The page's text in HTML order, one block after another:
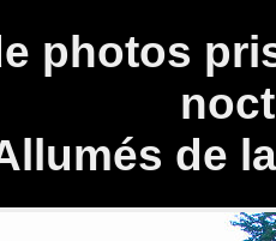
photos
de